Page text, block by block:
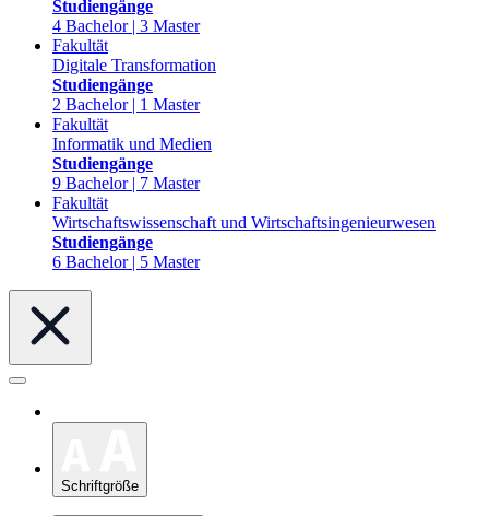
Studiengänge
4 Bachelor | 3 Master
Fakultät
Digitale Transformation
Studiengänge
2 Bachelor | 1 Master
Fakultät
Informatik und Medien
Studiengänge
9 Bachelor | 7 Master
Fakultät
Wirtschaftswissenschaft und Wirtschaftsingenieurwesen
Studiengänge
6 Bachelor | 5 Master
Schriftgröße